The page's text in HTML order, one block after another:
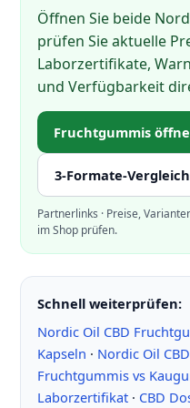
Öffnen Sie beide
prüfen Sie aktuelle
Laborzertifikate,
und Verfügbarkeit
Fruchtgummis
3-Formate-Vergleich
Partnerlinks · Preise,
im Shop prüfen.
Schnell weiterprüfen:
Nordic Oil CBD
Kapseln · Nordic Oil
Fruchtgummis vs
Laborzertifikat· CBD